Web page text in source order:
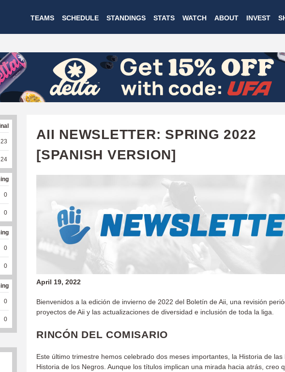
to
main
TEAMS SCHEDULE STANDINGS STATS WATCH ABOUT INVEST
AII NEWSLETTER: SPRING 2022
[SPANISH VERSION]
April 19, 2022
Bienvenidos a la edición de invierno de 2022 del Boletín de Aii, una revisión
proyectos de Aii y las actualizaciones de diversidad e inclusión de toda la liga.
RINCÓN DEL COMISARIO
Este último trimestre hemos celebrado dos meses importantes, la Historia de las
Historia de los Negros. Aunque los títulos implican una mirada hacia atrás, creo
23
24
0
0
0
0
0
0